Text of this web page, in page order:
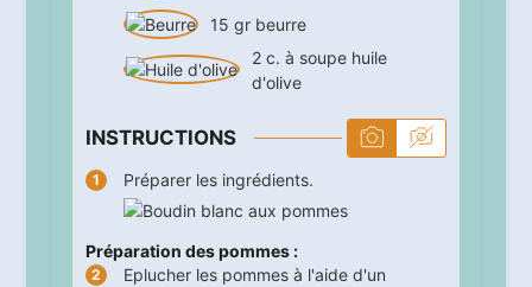
15 gr beurre
2 c. à soupe huile
d'olive
INSTRUCTIONS
Préparer les ingrédients.
Préparation des pommes :
Eplucher les pommes à l'aide d'un